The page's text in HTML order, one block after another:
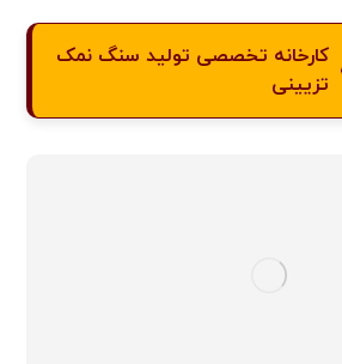
کارخانه تخصصی تولید سنگ نمک
تزیینی